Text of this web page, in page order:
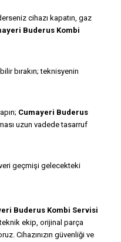
cihazı kapatın, gaz
Buderus Kombi
bırakın; teknisyenin
Cumayeri Buderus
uzun vadede tasarruf
geçmişi gelecekteki
Buderus Kombi Servisi
ekip, orijinal parça
Cihazınızın güvenliği ve